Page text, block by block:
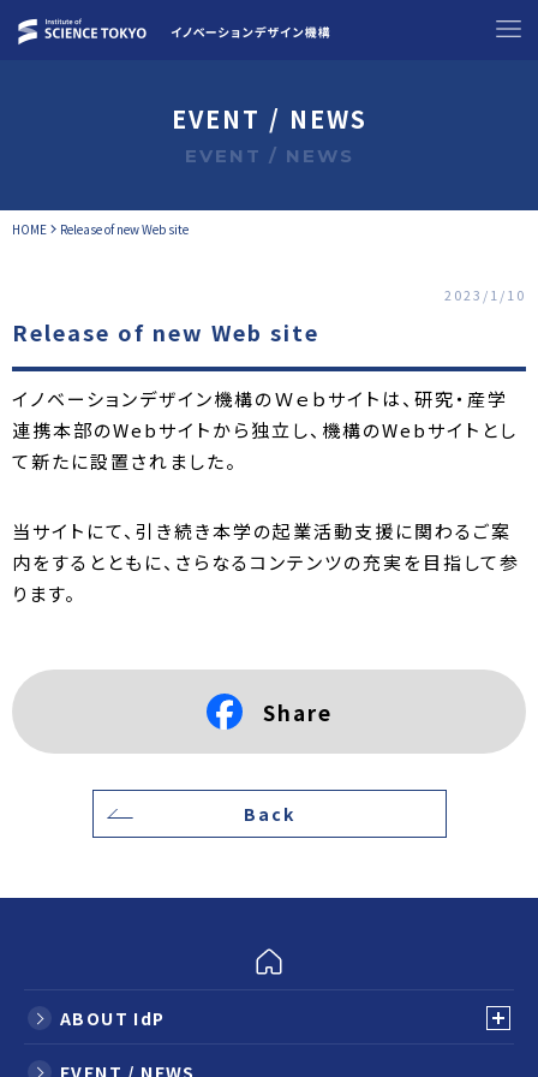
EVENT / NEWS
EVENT / NEWS
HOME Release of new Web site
2023/1/10
Release of new Web site
イノベーションデザイン機構のＷｅｂサイトは、研究・産学
連携本部のWebサイトから独立し、機構のWebサイトとし
て新たに設置されました。
当サイトにて、引き続き本学の起業活動支援に関わるご案
内をするとともに、さらなるコンテンツの充実を目指して参
ります。
Share
Back
ABOUT IdP
EVENT / NEWS